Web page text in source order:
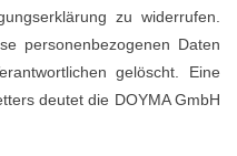
zu widerrufen.
personenbezogenen Daten
gelöscht. Eine
deutet die DOYMA GmbH